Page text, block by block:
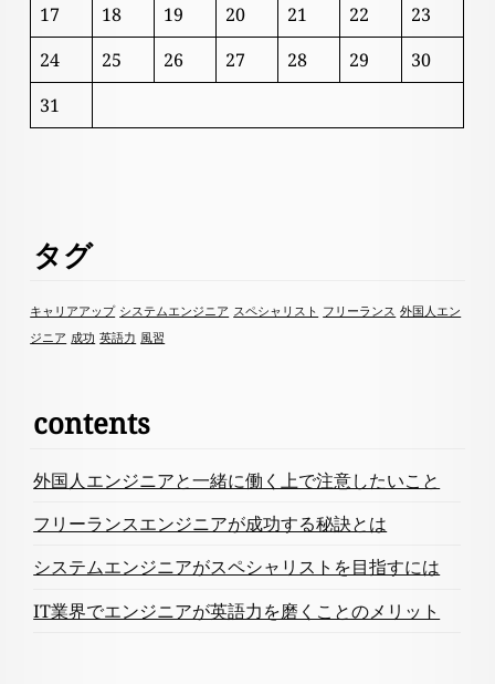
17
18 19 20 21 22
23
24
25 26 27 28 29
30
31
タグ
キャリアアップ システムエンジニア スペシャリスト フリーランス 外国人エン
ジニア 成功 英語力 風習
contents
外国人エンジニアと一緒に働く上で注意したいこと
フリーランスエンジニアが成功する秘訣とは
システムエンジニアがスペシャリストを目指すには
IT業界でエンジニアが英語力を磨くことのメリット